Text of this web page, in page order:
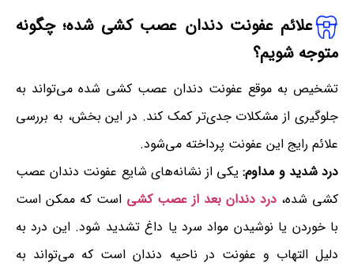
علائم عفونت دندان عصب کشی شده؛ چگونه
متوجه شویم؟
تشخیص به موقع عفونت دندان عصب کشی شده می‌تواند به
جلوگیری از مشکلات جدی‌تر کمک کند. در این بخش، به بررسی
علائم رایج این عفونت پرداخته می‌شود.
درد شدید و مداوم:یکی از نشانه‌های شایع عفونت دندان عصب
کشی شده، درد دندان بعد از عصب کشی است که ممکن است
با خوردن یا نوشیدن مواد سرد یا داغ تشدید شود. این درد به
دلیل التهاب و عفونت در ناحیه دندان است که می‌تواند به